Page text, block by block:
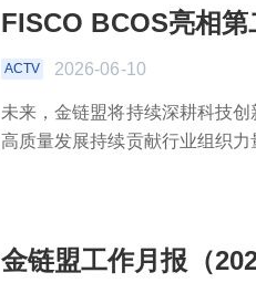
FISCO BCOS亮相
ACTV 2026-06-10
未来，金链盟将持续深耕科技
高质量发展持续贡献行业组织力
金链盟工作月报（